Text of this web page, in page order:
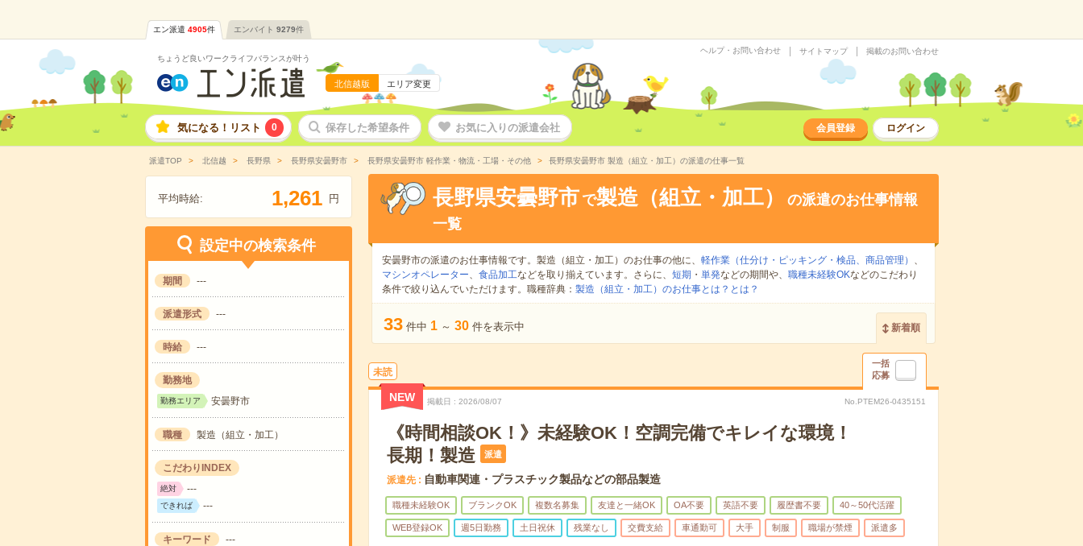
エン派遣 4905件 エンバイト 9279件
ちょうど良いワークライフバランスが叶う
北信越版 エリア変更
ヘルプ・お問い合わせ サイトマップ 掲載のお問い合わせ
気になる！リスト 0 保存した希望条件 お気に入りの派遣会社 会員登録 ログイン
派遣TOP 北信越 長野県 長野県安曇野市 長野県安曇野市 軽作業・物流・工場・その他 長野県安曇野市 製造（組立・加工）の派遣の仕事一覧
平均時給: 1,261 円
設定中の検索条件
期間 ---
派遣形式 ---
時給 ---
勤務地
勤務エリア 安曇野市
職種 製造（組立・加工）
こだわりINDEX
絶対 ---
できれば ---
キーワード ---
長野県安曇野市 で製造（組立・加工）
の派遣のお仕事情報
一覧
安曇野市の派遣のお仕事情報です。製造（組立・加工）のお仕事の他に、 軽作業（仕分け・ピッキング・検品、商品管理） 、
マシンオペレーター、 食品加工などを取り揃えています。さらに、 短期 ・ 単発などの期間や、 職種未経験OKなどのこだわり
条件で絞り込んでいただけます。職種辞典： 製造（組立・加工）のお仕事とは？とは？
33 件中 1 ～ 30 件を表示中 新着順
未読
一括
応募
NEW 掲載日 2026/08/07 No.PTEM26-0435151
《時間相談OK！》未経験OK！空調完備でキレイな環境！
長期！製造
派遣
派遣先 自動車関連・プラスチック製品などの部品製造
職種未経験OK ブランクOK 複数名募集 友達と一緒OK OA不要 英語不要 履歴書不要 40～50代活躍
WEB登録OK 週5日勤務 土日祝休 残業なし 交費支給 車通勤可 大手 制服 職場が禁煙 派遣多